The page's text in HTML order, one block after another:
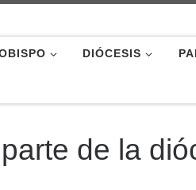
DIÓCESIS
de la